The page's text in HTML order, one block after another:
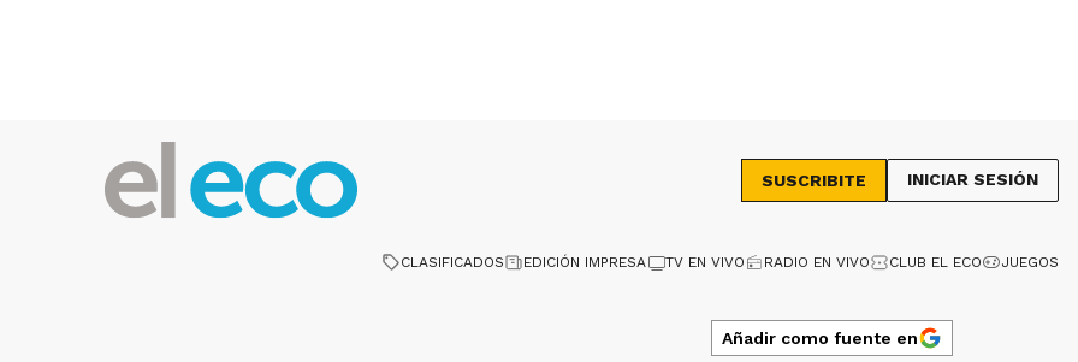
SUSCRIBITE INICIAR SESIÓN
CLASIFICADOS EDICIÓN IMPRESA TV EN VIVO RADIO EN VIVO CLUB EL ECO JUEGOS
Añadir como fuente en